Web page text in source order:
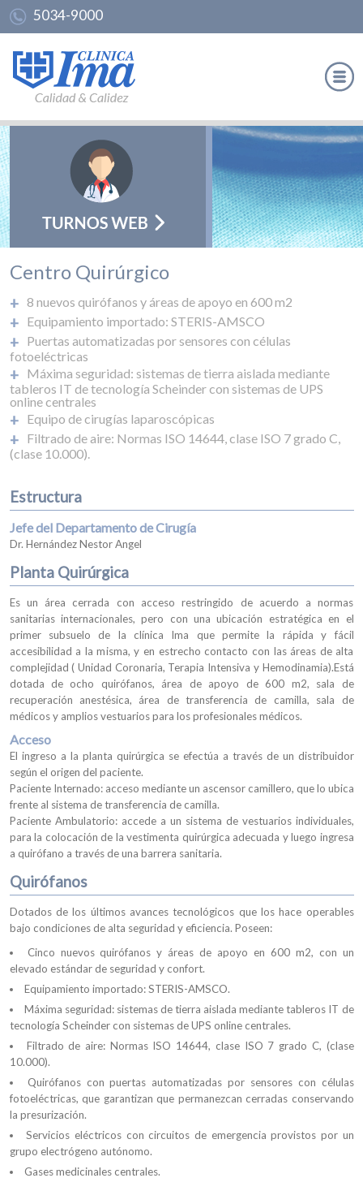
5034-9000
Centro Quirúrgico
8 nuevos quirófanos y áreas de apoyo en 600 m2
Equipamiento importado: STERIS-AMSCO
Puertas automatizadas por sensores con células
fotoeléctricas
Máxima seguridad: sistemas de tierra aislada mediante
tableros IT de tecnología Scheinder con sistemas de UPS
online centrales
Equipo de cirugías laparoscópicas
Filtrado de aire: Normas ISO 14644, clase ISO 7 grado C,
(clase 10.000).
Estructura
Jefe del Departamento de Cirugía
Dr. Hernández Nestor Angel
Planta Quirúrgica
Es un área cerrada con acceso restringido de acuerdo a normas
sanitarias internacionales, pero con una ubicación estratégica en el
primer subsuelo de la clínica Ima que permite la rápida y fácil
accesibilidad a la misma, y en estrecho contacto con las áreas de alta
complejidad ( Unidad Coronaria, Terapia Intensiva y Hemodinamia).Está
dotada de ocho quirófanos, área de apoyo de 600 m2, sala de
recuperación anestésica, área de transferencia de camilla, sala de
médicos y amplios vestuarios para los profesionales médicos.
Acceso
El ingreso a la planta quirúrgica se efectúa a través de un distribuidor
según el origen del paciente.
Paciente Internado: acceso mediante un ascensor camillero, que lo ubica
frente al sistema de transferencia de camilla.
Paciente Ambulatorio: accede a un sistema de vestuarios individuales,
para la colocación de la vestimenta quirúrgica adecuada y luego ingresa
a quirófano a través de una barrera sanitaria.
Quirófanos
Dotados de los últimos avances tecnológicos que los hace operables
bajo condiciones de alta seguridad y eficiencia. Poseen:
Cinco nuevos quirófanos y áreas de apoyo en 600 m2, con un
elevado estándar de seguridad y confort.
Equipamiento importado: STERIS-AMSCO.
Máxima seguridad: sistemas de tierra aislada mediante tableros IT de
tecnología Scheinder con sistemas de UPS online centrales.
Filtrado de aire: Normas ISO 14644, clase ISO 7 grado C, (clase
10.000).
Quirófanos con puertas automatizadas por sensores con células
fotoeléctricas, que garantizan que permanezcan cerradas conservando
la presurización.
Servicios eléctricos con circuitos de emergencia provistos por un
grupo electrógeno autónomo.
Gases medicinales centrales.